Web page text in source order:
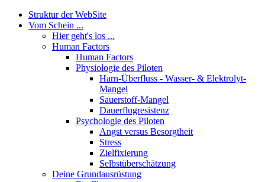
Struktur der WebSite
Vom Schein ...
Hier geht's los ...
Human Factors
Human Factors
Physiologie des Piloten
Harn-Überfluss - Wasser- & Elektrolyt-
Mangel
Sauerstoff-Mangel
Dauerflugresistenz
Psychologie des Piloten
Angst versus Besorgtheit
Stress
Zielfixierung
Selbstüberschätzung
Deine Grundausrüstung